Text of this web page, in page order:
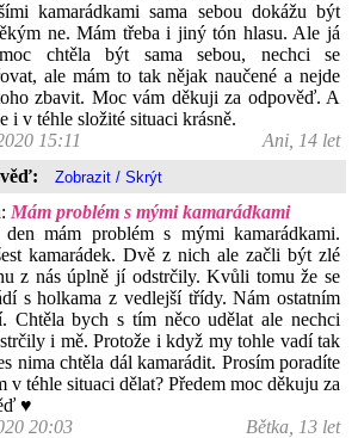
kamarádkami sama sebou dokážu být
ne. Mám třeba i jiný tón hlasu. Ale já
chtěla být sama sebou, nechci se
ale mám to tak nějak naučené a nejde
zbavit. Moc vám děkuji za odpověď. A
i v téhle složité situaci krásně.
15:11
Ani, 14 let
Mám problém s mými kamarádkami
mám problém s mými kamarádkami.
kamarádek. Dvě z nich ale začli být zlé
z nás úplně jí odstrčily. Kvůli tomu že se
s holkama z vedlejší třídy. Nám ostatním
Chtěla bych s tím něco udělat ale nechci
i mě. Protože i když my tohle vadí tak
nima chtěla dál kamarádit. Prosím poradíte
v téhle situaci dělat? Předem moc děkuju za
♥️
20:03
Bětka, 13 let